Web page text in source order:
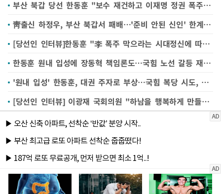
부산 북갑 당선 한동훈 "보수 재건하고 이재명 정권 폭주 제어하겠다"(종합)
靑출신 하정우, 부산 북갑서 패배…'준비 안된 신인' 한계 못 넘어
[당선인 인터뷰]한동훈 "李 폭주 막으라는 시대정신에 따를 것"
한동훈 원내 입성에 장동혁 책임론도…국힘 노선 갈등 재점화할 듯
'원내 입성' 한동훈, 대권 주자로 부상…국힘 복당 시도, 보수 재건 목소리 높일 듯
[당선인 인터뷰] 이광재 국회의원 "하남을 행복하게 만들겠다"